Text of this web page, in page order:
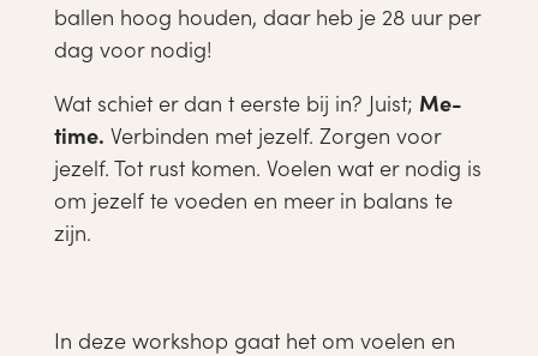
ballen hoog houden, daar heb je 28 uur per
dag voor nodig!
Wat schiet er dan t eerste bij in? Juist; Me-
time. Verbinden met jezelf. Zorgen voor
jezelf. Tot rust komen. Voelen wat er nodig is
om jezelf te voeden en meer in balans te
zijn.
In deze workshop gaat het om voelen en